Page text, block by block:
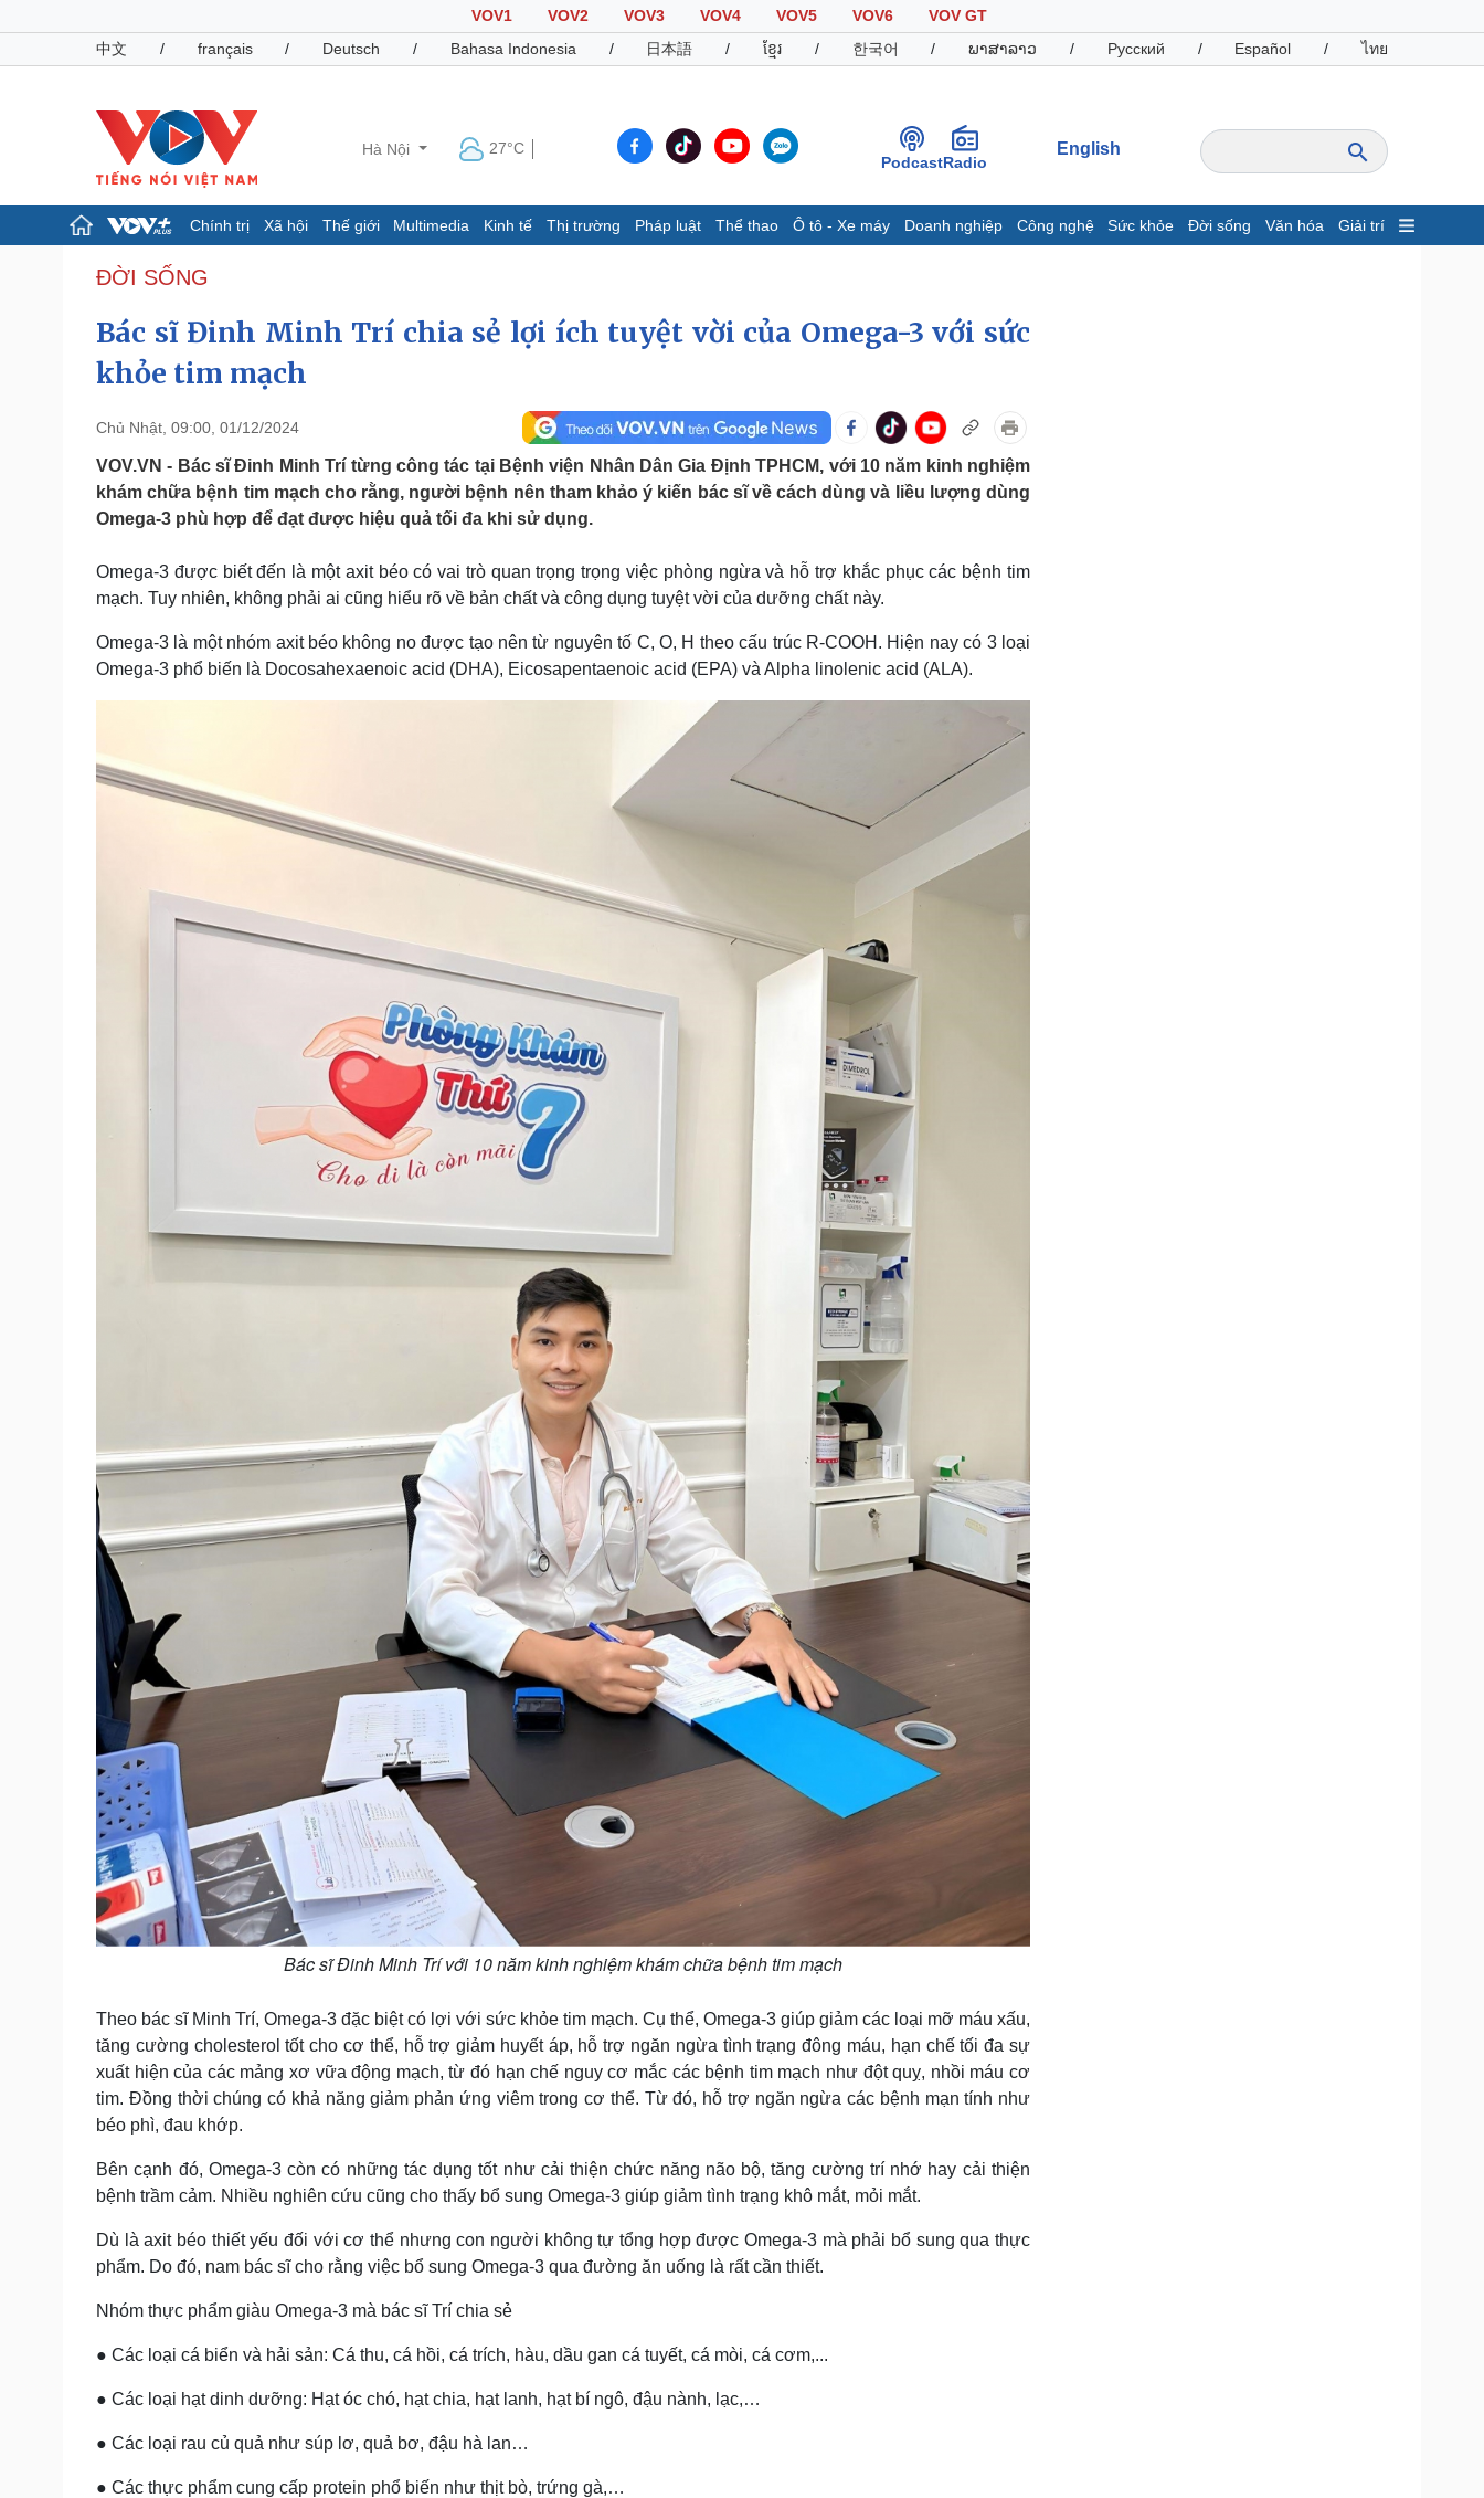
VOV1 VOV2 VOV3 VOV4 VOV5 VOV6
VOV GT
中文
/ français / Deutsch / Bahasa Indonesia / 日本語 / ខ្មែរ / 한국어 / ພາສາລາວ / Русский / Español / ไทย
Hà Nội 27°C
PodcastRadio
English
Chính trị Xã hội Thế giới Multimedia Kinh tế Thị trường Pháp luật Thể thao Ô tô - Xe máy Doanh nghiệp Công nghệ Sức khỏe Đời sống Văn hóa Giải trí
Chính trị
Tổ chức nhân sự
Quốc hội
Nhận diện sự thật
Dự báo thời tiết
Giáo dục
Cuộc sống đó đây
Hồ sơ
Ảnh
E-Magazine
Khởi nghiệp
Pháp luật
Vụ án
Tư vấn luật
Quân sự - Quốc phòng
Vũ khí
Việt Nam
Phân tích
Thể thao
Bóng đá
Lịch thi đấu bóng đá
Thế giới thể thao
Hậu trường
Ô tô - Xe máy
Ô tô
Doanh nghiệp
Thông tin doanh nghiệp
Doanh nghiệp 24h
Dinh dưỡng - món ngon
Cây thuốc
Làm đẹp - giảm cân
Phòng mạch online
Ăn sạch sống khỏe
Nhà đẹp
Blog
Sân khấu - Điện ảnh
Văn học
Nghệ sĩ
Thời trang
Tư vấn
ĐỜI SỐNG
Bác sĩ Đinh Minh Trí chia sẻ lợi ích tuyệt vời của Omega-3 với sức
khỏe tim mạch
Chủ Nhật, 09:00, 01/12/2024
VOV.VN - Bác sĩ Đinh Minh Trí từng công tác tại Bệnh viện Nhân Dân Gia Định TPHCM, với 10 năm kinh nghiệm
khám chữa bệnh tim mạch cho rằng, người bệnh nên tham khảo ý kiến bác sĩ về cách dùng và liều lượng dùng
Omega-3 phù hợp để đạt được hiệu quả tối đa khi sử dụng.
Omega-3 được biết đến là một axit béo có vai trò quan trọng trọng việc phòng ngừa và hỗ trợ khắc phục các bệnh tim
mạch. Tuy nhiên, không phải ai cũng hiểu rõ về bản chất và công dụng tuyệt vời của dưỡng chất này.
Omega-3 là một nhóm axit béo không no được tạo nên từ nguyên tố C, O, H theo cấu trúc R-COOH. Hiện nay có 3 loại
Omega-3 phổ biến là Docosahexaenoic acid (DHA), Eicosapentaenoic acid (EPA) và Alpha linolenic acid (ALA).
Bác sĩ Đinh Minh Trí với 10 năm kinh nghiệm khám chữa bệnh tim mạch
Theo bác sĩ Minh Trí, Omega-3 đặc biệt có lợi với sức khỏe tim mạch. Cụ thể, Omega-3 giúp giảm các loại mỡ máu xấu,
tăng cường cholesterol tốt cho cơ thể, hỗ trợ giảm huyết áp, hỗ trợ ngăn ngừa tình trạng đông máu, hạn chế tối đa sự
xuất hiện của các mảng xơ vữa động mạch, từ đó hạn chế nguy cơ mắc các bệnh tim mạch như đột quỵ, nhồi máu cơ
tim. Đồng thời chúng có khả năng giảm phản ứng viêm trong cơ thể. Từ đó, hỗ trợ ngăn ngừa các bệnh mạn tính như
béo phì, đau khớp.
Bên cạnh đó, Omega-3 còn có những tác dụng tốt như cải thiện chức năng não bộ, tăng cường trí nhớ hay cải thiện
bệnh trầm cảm. Nhiều nghiên cứu cũng cho thấy bổ sung Omega-3 giúp giảm tình trạng khô mắt, mỏi mắt.
Dù là axit béo thiết yếu đối với cơ thể nhưng con người không tự tổng hợp được Omega-3 mà phải bổ sung qua thực
phẩm. Do đó, nam bác sĩ cho rằng việc bổ sung Omega-3 qua đường ăn uống là rất cần thiết.
Nhóm thực phẩm giàu Omega-3 mà bác sĩ Trí chia sẻ
● Các loại cá biển và hải sản: Cá thu, cá hồi, cá trích, hàu, dầu gan cá tuyết, cá mòi, cá cơm,...
● Các loại hạt dinh dưỡng: Hạt óc chó, hạt chia, hạt lanh, hạt bí ngô, đậu nành, lạc,…
● Các loại rau củ quả như súp lơ, quả bơ, đậu hà lan…
● Các thực phẩm cung cấp protein phổ biến như thịt bò, trứng gà,…